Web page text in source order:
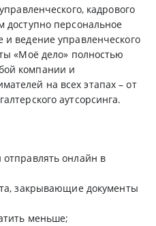
кадрового
доступно персональное
и ведение управленческого
«Моё дело» полностью
компании и
на всех этапах – от
аутсорсинга.
онлайн в
закрывающие документы
меньше;